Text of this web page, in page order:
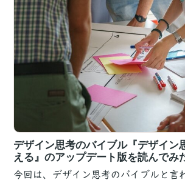
デザイン思考のバイブル『デザイン
える』のアップデート版を読んでみ
今回は、デザイン思考のバイブルと言